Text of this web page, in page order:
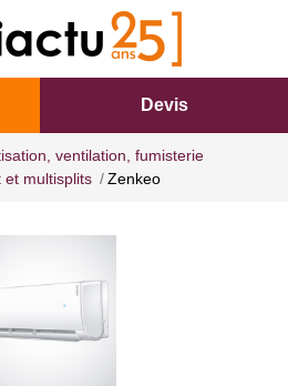
Devis
ventilation, fumisterie
et multisplits Zenkeo